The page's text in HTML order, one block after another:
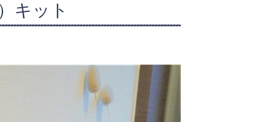
キット